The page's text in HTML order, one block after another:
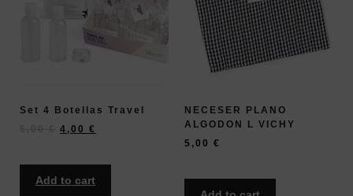
Set 4 Botellas Travel
4,00 €
Add to cart
NECESER PLANO
ALGODON L VICHY
5,00 €